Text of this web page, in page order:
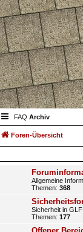
FAQ Archiv
Foren-Übersicht
Allgemeine
Themen: 368
Sicherheit in
Themen: 177